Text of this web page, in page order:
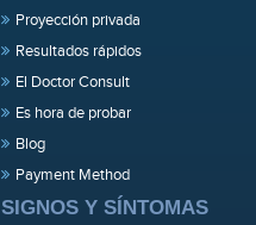
Proyección privada
Resultados rápidos
El Doctor Consult
Es hora de probar
Blog
Payment Method
SIGNOS Y SÍNTOMAS